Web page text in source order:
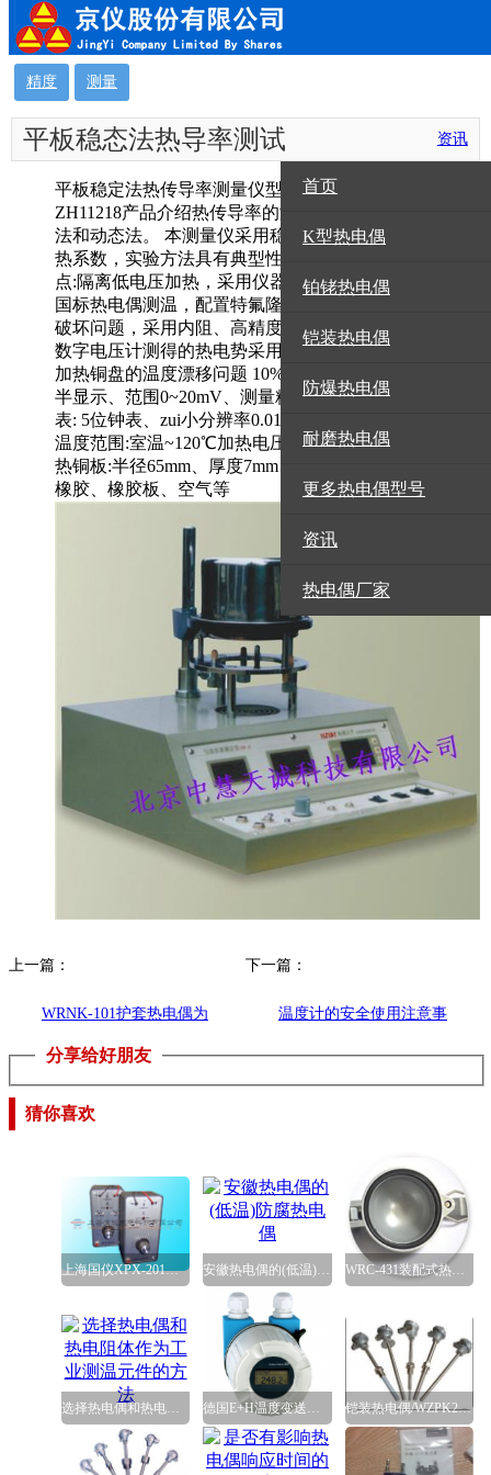
首页
K型热电偶
铂铑热电偶
铠装热电偶
防爆热电偶
耐磨热电偶
更多热电偶型号
资讯
热电偶厂家
精度 测量
平板稳态法热导率测试
仪采用国标热电偶测量
温度
资讯
平板稳定法热传导率测量仪型号: ZYBF-2货号:
ZH11218产品介绍热传导率的测量方法大致可分为稳定
法和动态法。 本测量仪采用稳态法测量不同材料的导
热系数，实验方法具有典型性和实用性。 主要技术特
点:隔离低电压加热，采用仪器和解决人身安全问题的
国标热电偶测温，配置特氟隆柔性保护管，解决热电偶
破坏问题，采用内阻、高精度、低漂移放大器和三位半
数字电压计测得的热电势采用PID控制温度加热，解决
加热铜盘的温度漂移问题 10% 50/60Hz数字电压表: 3位
半显示、范围0~20mV、测量精度:0.1%+2字数字钟表:秒
表: 5位钟表、zui小分辨率0.01S； 精度: 10-5温度控制器
温度范围:室温~120℃加热电压: AC36V、低端AC25V散
热铜板:半径65mm、厚度7mm、质量约815g样品:硬铝、
橡胶、橡胶板、空气等
上一篇：
WRNK-101护套热电偶为
何漏电，热电偶漏电的原
因
下一篇：
温度计的安全使用注意事
项
分享给好朋友
猜你喜欢
上海国仪XPX-201热电偶模拟 安徽热电偶的(低温)防腐热 WRC-431装配式热电偶上海自
选择热电偶和热电阻体作 德国E+H温度变送器的简要 铠装热电偶/WZPK2-238